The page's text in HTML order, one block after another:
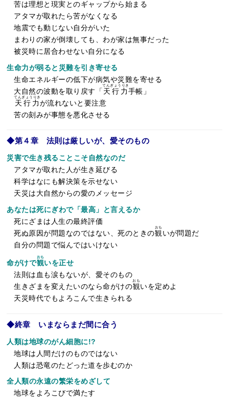
苦は理想と現実とのギャップから始まる
アタマが取れたら苦がなくなる
地震でも動じない自分がいた
まわりの家が倒壊しても、わが家は無事だった
被災時に居合わせない自分になる
生命力が弱ると災難を引き寄せる
生命エネルギーの低下が病気や災難を寄せる
大自然の波動を取り戻す「 天行力
てんぎょうりき
手帳」
天行力
てんぎょうりき
が流れないと要注意
苦の刻みが事態を悪化させる
◆第４章 法則は厳しいが、愛そのもの
災害で生き残ることこそ自然なのだ
アタマが取れた人が生き延びる
科学はなにも解決策を示せない
天災は大自然からの愛のメッセージ
あなたは死にぎわで「最高」と言えるか
死にざまは人生の最終評価
死ぬ原因が問題なのではない、死のときの観
おも
いが問題だ
自分の問題で悩んではいけない
命がけで観
おも
いを正せ
法則は血も涙もないが、愛そのもの
生きざまを変えたいのなら命がけの観
おも
いを定めよ
天災時代でもよろこんで生きられる
◆終章 いまならまだ間に合う
人類は地球のがん細胞に!?
地球は人間だけのものではない
人類は恐竜のたどった道を歩むのか
全人類の永遠の繁栄をめざして
地球をよろこびで満たす